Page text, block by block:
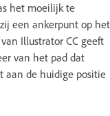
het moeilijk te
een ankerpunt op het
Illustrator CC geeft
van het pad dat
aan de huidige positie